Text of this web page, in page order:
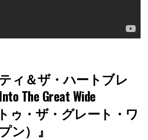
ィ＆ザ・ハートブレ
The Great Wide
ゥ・ザ・グレート・ワ
ン）』